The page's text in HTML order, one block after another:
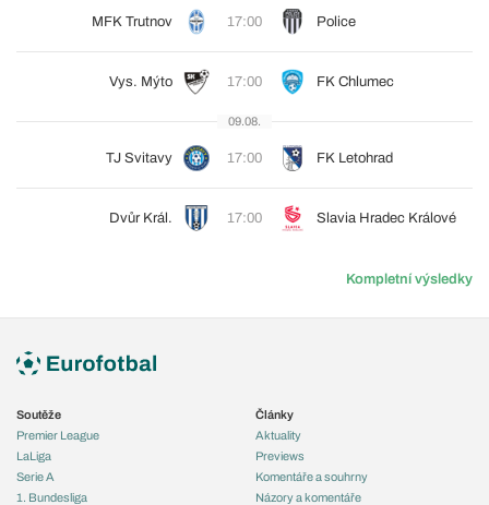
MFK Trutnov 17:00 Police
Vys. Mýto 17:00 FK Chlumec
09.08.
TJ Svitavy 17:00 FK Letohrad
Dvůr Král. 17:00 Slavia Hradec Králové
Kompletní výsledky
Soutěže
Premier League
LaLiga
Serie A
1. Bundesliga
Články
Aktuality
Previews
Komentáře a souhrny
Názory a komentáře